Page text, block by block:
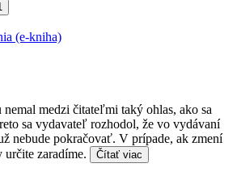
(e-kniha)
medzi čitateľmi taký ohlas, ako sa
sa vydavateľ rozhodol, že vo vydávaní
nebude pokračovať. V prípade, ak zmení
zaradíme.
Čítať viac